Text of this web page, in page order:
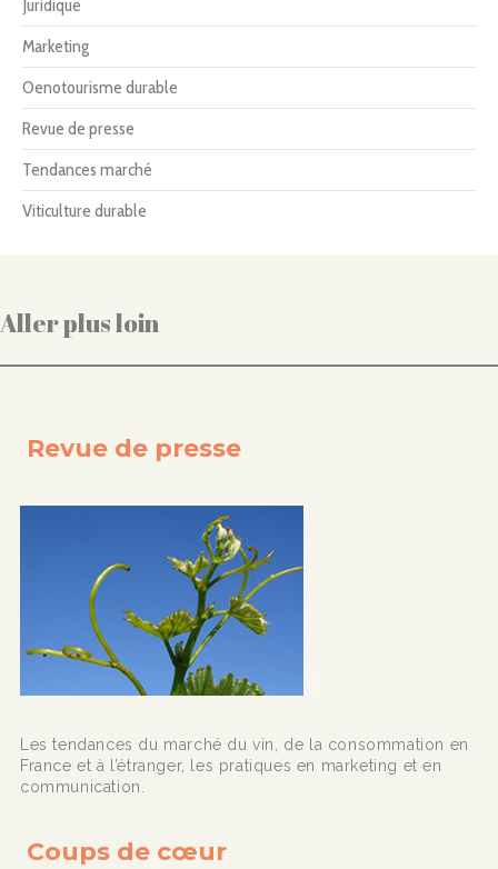
Juridique
Marketing
Oenotourisme durable
Revue de presse
Tendances marché
Viticulture durable
Aller plus loin
Revue de presse
Les tendances du marché du vin, de la consommation en
France et à l’étranger, les pratiques en marketing et en
communication.
Coups de cœur